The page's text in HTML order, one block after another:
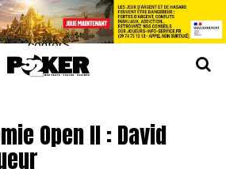
center>
Open II : David